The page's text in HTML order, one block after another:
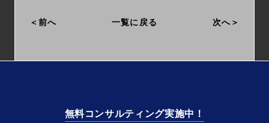
お問い合わせ arrow_right_alt
前へ 一覧に戻る 次へ
無料コンサルティング実施中！